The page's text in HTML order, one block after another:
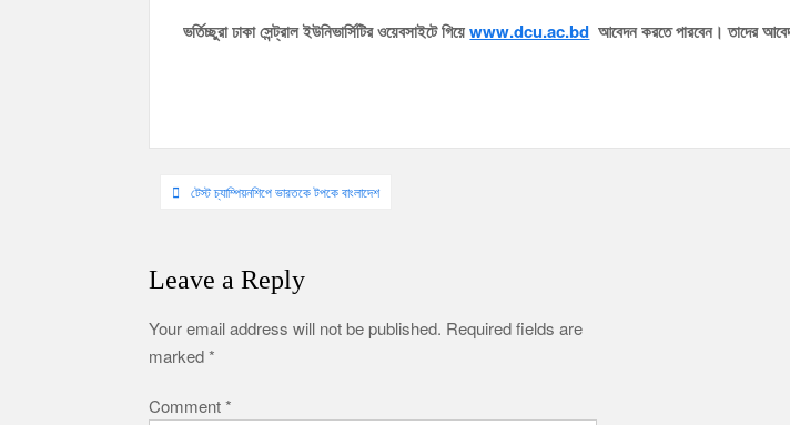
ভর্তিচ্ছুরা ঢাকা সেন্ট্রাল ইউনিভার্সিটির ওয়েবসাইটে গিয়েwww.dcu.ac.bd আবেদন করতে পারবেন। তাদের
Postটেস্ট চ্যাম্পিয়নশিপে ভারতকে টপকে বাংলাদেশ
Leave a Reply
Your email address will not be published. Required fields are
marked*
Comment*